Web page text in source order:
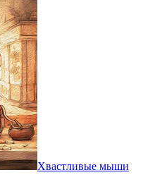
Хвастливые мыши